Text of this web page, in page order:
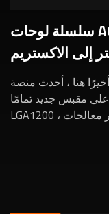
سلسلة لوحات AORUS Z490 للألعاب: من
إلى الاكستريم
أخيرًا هنا ، أحدث منصة Intel&reg; 10th Gen - Z490 ، وهو أكبر
مقبس جديد تمامًا ،
LGA1200 ، توفر معالجات Intel من الجيل العاشر نقطتين